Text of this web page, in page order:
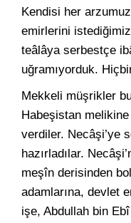
Kendisi her
emirlerini
teâlâya serbestçe
uğramıyorduk.
Mekkeli müşrikler
Habeşistan
verdiler. Necâşi’ye
hazırladılar.
meşîn derisinden
adamlarına, devlet
işe, Abdullah bin